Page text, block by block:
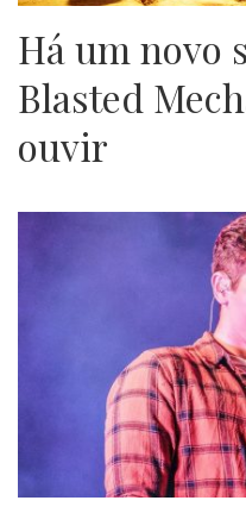
Há um novo
Blasted
ouvir